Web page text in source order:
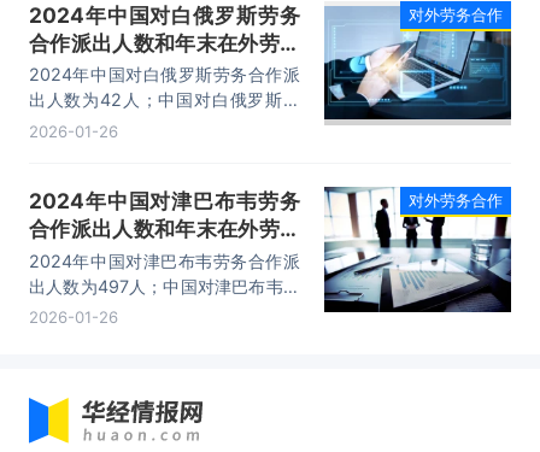
2024年中国对白俄罗斯劳务
合作派出人数和年末在外劳务
人员情况统计
2024年中国对白俄罗斯劳务合作派
出人数为42人；中国对白俄罗斯劳
务合作年末在外人员有85人。2024
2026-01-26
对外劳务合作
2024年中国对津巴布韦劳务
合作派出人数和年末在外劳务
人员情况统计
2024年中国对津巴布韦劳务合作派
出人数为497人；中国对津巴布韦劳
务合作年末在外人员有634人。
2026-01-26
对外劳务合作